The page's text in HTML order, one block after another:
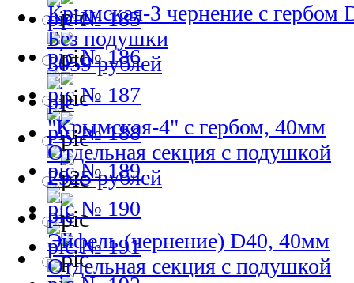
№ 185
№ 186
№ 187
№ 188
№ 189
№ 190
№ 191
Крымская-3 чернение с гербом
Без подушки
3059 рублей
"Крымская-4" с гербом, 40мм
Отдельная секция с подушкой
2925 рублей
Эйфель (чернение) D40, 40мм
Отдельная секция с подушкой